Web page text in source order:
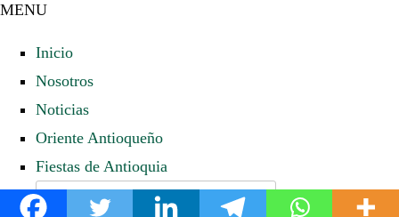
MENU
Inicio
Nosotros
Noticias
Oriente Antioqueño
Fiestas de Antioquia